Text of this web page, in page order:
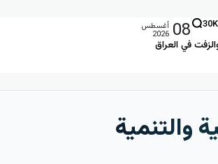
في العراق
30K
08 أغسطس
2026
والتنمية